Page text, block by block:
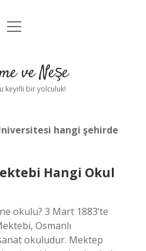
Anasayfa
Uyarı
menüyü
ve Neşe
keyifli bir yolculuk!
hangi şehirde
Hangi Okul
okulu? 3 Mart 1883’te
Osmanlı
okuludur. Mektep